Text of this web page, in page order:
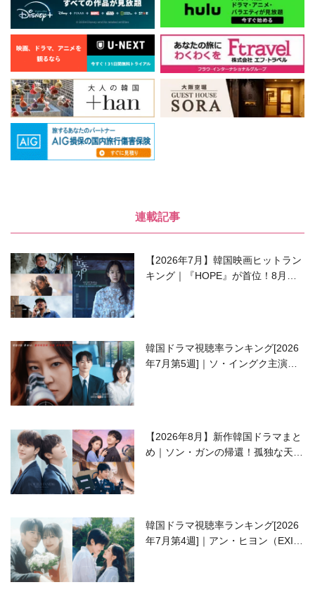
連載記事
【2026年7月】韓国映画ヒットラン
キング｜『HOPE』が首位！8月公
韓国ドラマ視聴率ランキング[2026
年7月第5週]｜ソ・イングク主演の
【2026年8月】新作韓国ドラマまと
め｜ソン・ガンの帰還！孤独な天才
韓国ドラマ視聴率ランキング[2026
年7月第4週]｜アン・ヒヨン（EXID